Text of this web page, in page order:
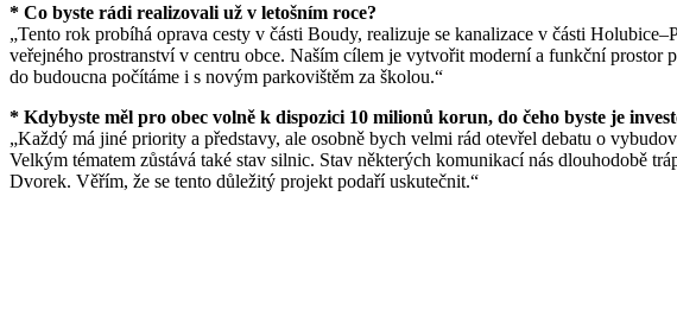
* Co byste rádi realizovali už v letošním roce?
„Tento rok probíhá oprava cesty v části Boudy, realizuje se kanalizace v části
veřejného prostranství v centru obce. Naším cílem je vytvořit moderní a funkční prostor
do budoucna počítáme i s novým parkovištěm za školou.“
* Kdybyste měl pro obec volně k dispozici 10 milionů korun, do čeho byste je
„Každý má jiné priority a představy, ale osobně bych velmi rád otevřel debatu o
Velkým tématem zůstává také stav silnic. Stav některých komunikací nás dlouhodobě
Dvorek. Věřím, že se tento důležitý projekt podaří uskutečnit.“